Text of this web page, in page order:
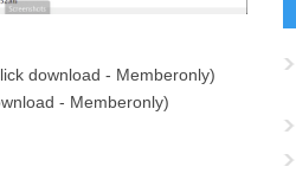
download - Memberonly)
- Memberonly)